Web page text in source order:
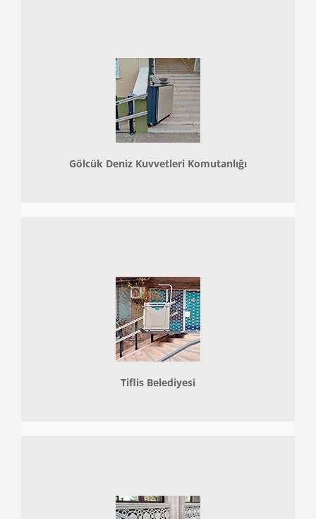
Gölcük Deniz Kuvvetleri Komutanlığı
Tiflis Belediyesi